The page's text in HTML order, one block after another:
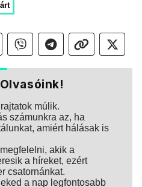
múlik.
számunkra az, ha
amiért hálásak is
akik a
a híreket, ezért
csatornánkat.
a nap legfontosabb